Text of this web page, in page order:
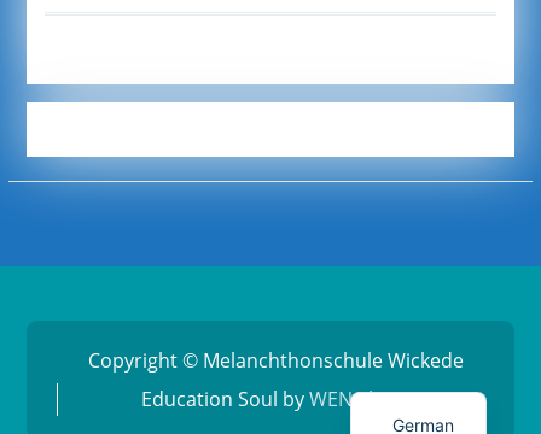
Copyright © Melanchthonschule Wickede
Education Soul byWEN Themes
German